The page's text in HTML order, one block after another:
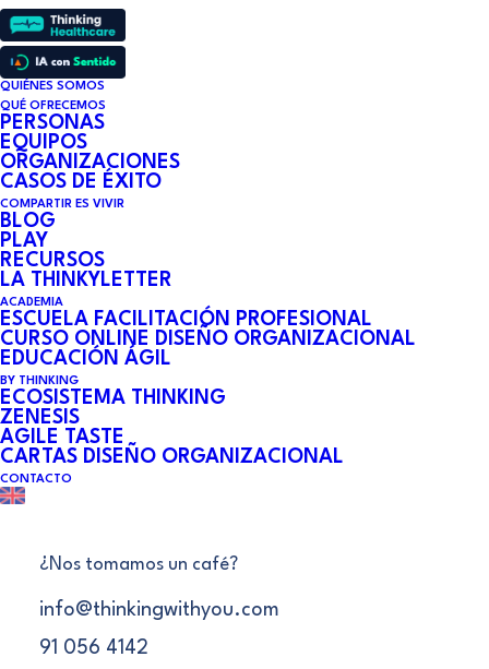
QUIÉNES SOMOS
QUÉ OFRECEMOS
PERSONAS
EQUIPOS
ORGANIZACIONES
CASOS DE ÉXITO
COMPARTIR ES VIVIR
BLOG
PLAY
RECURSOS
LA THINKYLETTER
ACADEMIA
ESCUELA FACILITACIÓN PROFESIONAL
CURSO ONLINE DISEÑO ORGANIZACIONAL
EDUCACIÓN ÁGIL
BY THINKING
ECOSISTEMA THINKING
ZENESIS
AGILE TASTE
CARTAS DISEÑO ORGANIZACIONAL
CONTACTO
¿Nos tomamos un café?
info@thinkingwithyou.com
91 056 4142
Propósito de la página